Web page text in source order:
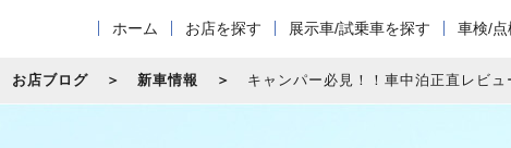
ホーム お店を探す 展示車/試乗車を探す 車検/
お店ブログ 新車情報 キャンパー必見！！車中泊正直レビュ